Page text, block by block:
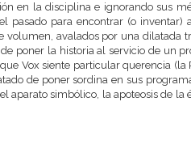
en la disciplina e ignorando sus
pasado para encontrar (o inventar)
volumen, avalados por una dilatada
poner la historia al servicio de un
Vox siente particular querencia (la
de poner sordina en sus
aparato simbólico, la apoteosis de la